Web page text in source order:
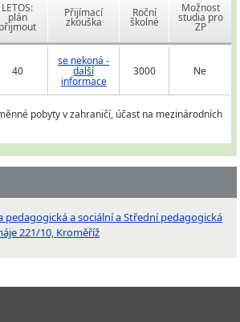
LETOS:
plán
přijmout
Přijímací
zkouška
Roční
školné
Možnost
studia pro
ZP
40
se nekoná -
další
informace
3000 Ne
pobyty v zahraničí, účast na mezinárodních
pedagogická a sociální a Střední pedagogická
221/10, Kroměříž